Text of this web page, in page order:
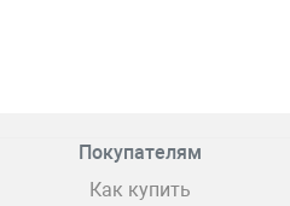
Покупателям
Как купить